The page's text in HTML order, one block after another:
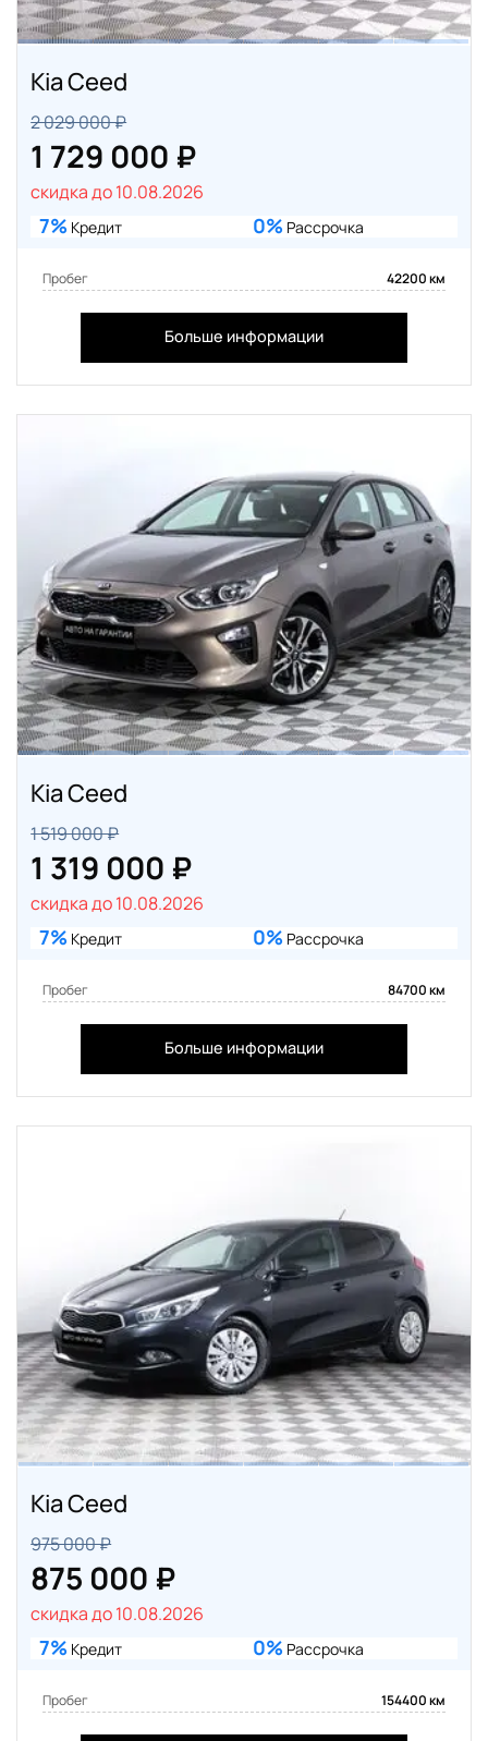
Kia Ceed
2 029 000 ₽
1 729 000 ₽
скидка до 10.08.2026
7% Кредит 0% Рассрочка
Пробег 42200 км
Больше информации
Kia Ceed
1 519 000 ₽
1 319 000 ₽
скидка до 10.08.2026
7% Кредит 0% Рассрочка
Пробег 84700 км
Больше информации
Kia Ceed
975 000 ₽
875 000 ₽
скидка до 10.08.2026
7% Кредит 0% Рассрочка
Пробег 154400 км